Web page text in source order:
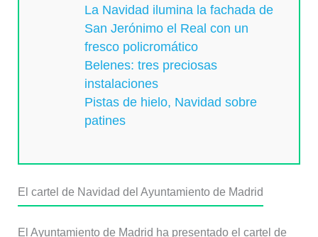
La Navidad ilumina la fachada de
San Jerónimo el Real con un
fresco policromático
Belenes: tres preciosas
instalaciones
Pistas de hielo, Navidad sobre
patines
El cartel de Navidad del Ayuntamiento de Madrid
El Ayuntamiento de Madrid ha presentado el cartel de